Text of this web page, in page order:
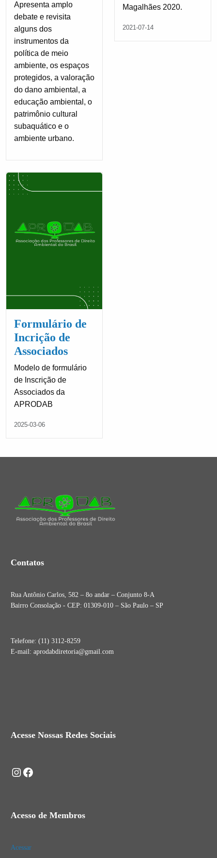
Apresenta amplo
debate e revisita
alguns dos
instrumentos da
política de meio
ambiente, os espaços
protegidos, a valoração
do dano ambiental, a
educação ambiental, o
patrimônio cultural
subaquático e o
ambiente urbano.
Magalhães 2020.
2021-07-14
Formulário de
Incrição de
Associados
Modelo de formulário
de Inscrição de
Associados da
APRODAB
2025-03-06
Contatos
Rua Antônio Carlos, 582 – 8o andar – Conjunto 8-A
Bairro Consolação - CEP: 01309-010 – São Paulo – SP
Telefone: (11) 3112-8259
E-mail: aprodabdiretoria@gmail.com
Acesse Nossas Redes Sociais
Instagram
Acesso de Membros
Acessar